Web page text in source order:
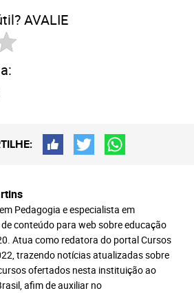
AVALIE
Pedagogia e especialista em
conteúdo para web sobre educação
Atua como redatora do portal Cursos
trazendo notícias atualizadas sobre
ofertados nesta instituição ao
afim de auxiliar no